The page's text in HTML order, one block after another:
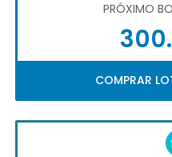
PRÓXIMO
COMPRAR